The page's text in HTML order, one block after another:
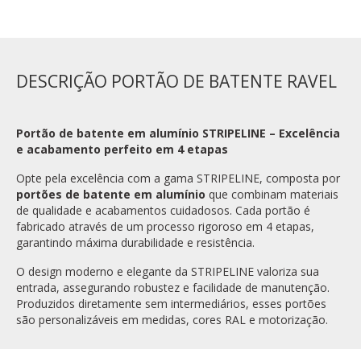
DESCRIÇÃO PORTÃO DE BATENTE RAVEL
Portão de batente em alumínio STRIPELINE – Excelência
e acabamento perfeito em 4 etapas
Opte pela excelência com a gama STRIPELINE, composta por
portões de batente em alumínio que combinam materiais
de qualidade e acabamentos cuidadosos. Cada portão é
fabricado através de um processo rigoroso em 4 etapas,
garantindo máxima durabilidade e resistência.
O design moderno e elegante da STRIPELINE valoriza sua
entrada, assegurando robustez e facilidade de manutenção.
Produzidos diretamente sem intermediários, esses portões
são personalizáveis em medidas, cores RAL e motorização.